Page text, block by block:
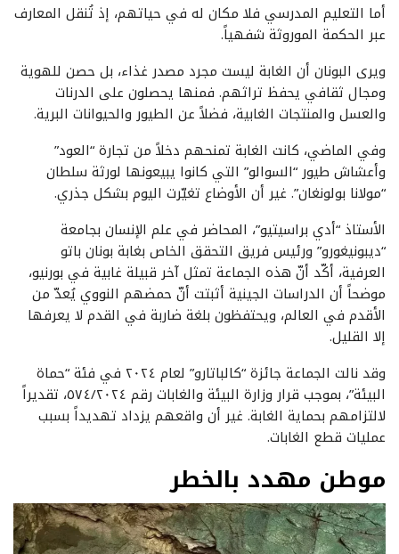
أما التعليم المدرسي فلا مكان له في حياتهم، إذ تُنقل المعارف
عبر الحكمة الموروثة شفهياً.
ويرى البونان أن الغابة ليست مجرد مصدر غذاء، بل حصن للهوية
ومجال ثقافي يحفظ تراثهم. فمنها يحصلون على الدرنات
والعسل والمنتجات الغابية، فضلاً عن الطيور والحيوانات البرية.
وفي الماضي، كانت الغابة تمنحهم دخلاً من تجارة “العود”
وأعشاش طيور “السوالو” التي كانوا يبيعونها لورثة سلطان
“مولانا بولونغان”. غير أن الأوضاع تغيّرت اليوم بشكل جذري.
الأستاذ “أدي براسيتيو”، المحاضر في علم الإنسان بجامعة
“ديبونيغورو” ورئيس فريق التحقق الخاص بغابة بونان باتو
العرفية، أكّد أنّ هذه الجماعة تمثل آخر قبيلة غابية في بورنيو،
موضحاً أن الدراسات الجينية أثبتت أنّ حمضهم النووي يُعدّ من
الأقدم في العالم، ويحتفظون بلغة ضاربة في القدم لا يعرفها
إلا القليل.
وقد نالت الجماعة جائزة “كالباتارو” لعام ‎٢٠٢٤‎ في فئة “حماة
البيئة”، بموجب قرار وزارة البيئة والغابات رقم ‎٥٧٤/٢٠٢٤‎، تقديراً
لالتزامهم بحماية الغابة. غير أن واقعهم يزداد تهديداً بسبب
عمليات قطع الغابات.
موطن مهدد بالخطر